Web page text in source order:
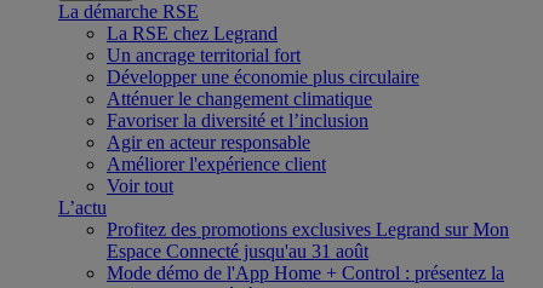
La démarche RSE
La RSE chez Legrand
Un ancrage territorial fort
Développer une économie plus circulaire
Atténuer le changement climatique
Favoriser la diversité et l’inclusion
Agir en acteur responsable
Améliorer l'expérience client
Voir tout
L’actu
Profitez des promotions exclusives Legrand sur Mon
Espace Connecté jusqu'au 31 août
Mode démo de l'App Home + Control : présentez la